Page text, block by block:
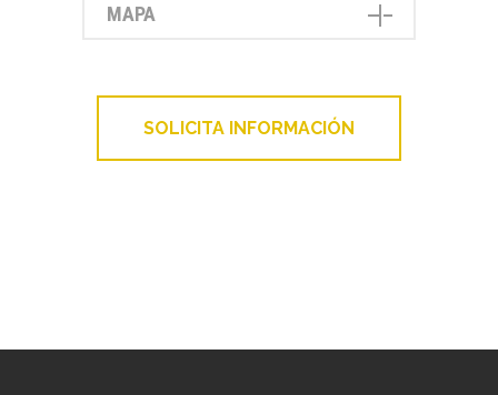
MAPA
SOLICITA INFORMACIÓN